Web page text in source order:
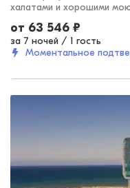
халатами и хорошими
от 63 546 ₽
за 7 ночей / 1 гость
Моментальное